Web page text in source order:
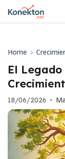
Home >
El
18/06/2026 •